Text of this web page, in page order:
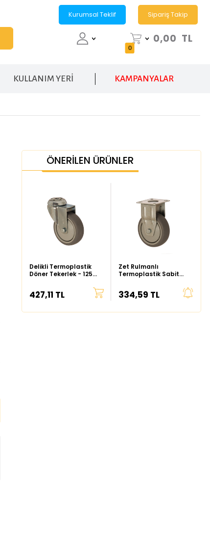
Kurumsal Teklif Sipariş Takip
0
0,00 TL
KULLANIM YERİ KAMPANYALAR
ÖNERİLEN ÜRÜNLER
Delikli Termoplastik
Döner Tekerlek - 125
427,11 TL
Zet Rulmanlı
Termoplastik Sabit
334,59 TL